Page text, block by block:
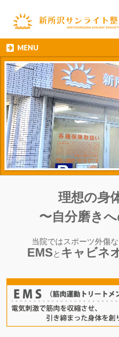
MENU
理想の身
〜自分磨き
当院ではスポーツ外傷
EMS と キャビネ